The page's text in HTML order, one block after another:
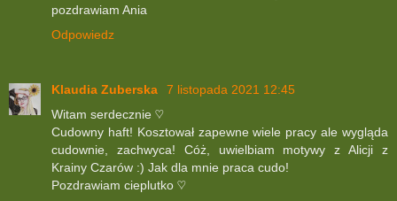
pozdrawiam Ania
Odpowiedz
Klaudia Zuberska
7 listopada 2021 12:45
Witam serdecznie ♡
Cudowny haft! Kosztował zapewne wiele pracy ale wygląda
cudownie, zachwyca! Cóż, uwielbiam motywy z Alicji z
Krainy Czarów :) Jak dla mnie praca cudo!
Pozdrawiam cieplutko ♡